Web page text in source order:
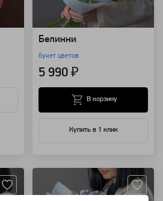
Белинни
букет цветов
5 990 ₽
Купить в 1 клик
В корзину